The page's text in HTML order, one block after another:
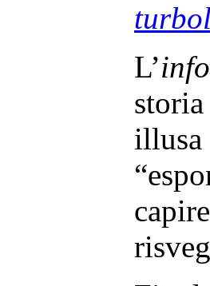
L’
illusa